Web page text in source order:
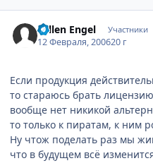
Fallen Engel Участники
12 Февраля, 200620 г
Если продукция
то стараюсь брать
вообще нет никикой
то только к пиратам, к ним
Ну чтож поделать раз мы
что в будущем всё